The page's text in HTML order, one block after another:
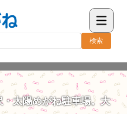
検索
太陽めがね駐車場。大